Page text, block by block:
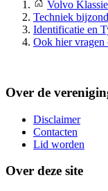
Volvo
Techniek
Identificatie en
Ook hier vragen
Over de
Disclaimer
Contacten
Lid worden
Over deze site